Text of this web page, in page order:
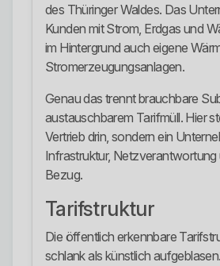
des Thüringer Waldes. Das
Kunden mit Strom, Erdgas und
im Hintergrund auch eigene
Stromerzeugungsanlagen.
Genau das trennt brauchbare
austauschbarem Tarifmüll. Hier
Vertrieb drin, sondern ein
Infrastruktur, Netzverantwortung
Bezug.
Tarifstruktur
Die öffentlich erkennbare
schlank als künstlich